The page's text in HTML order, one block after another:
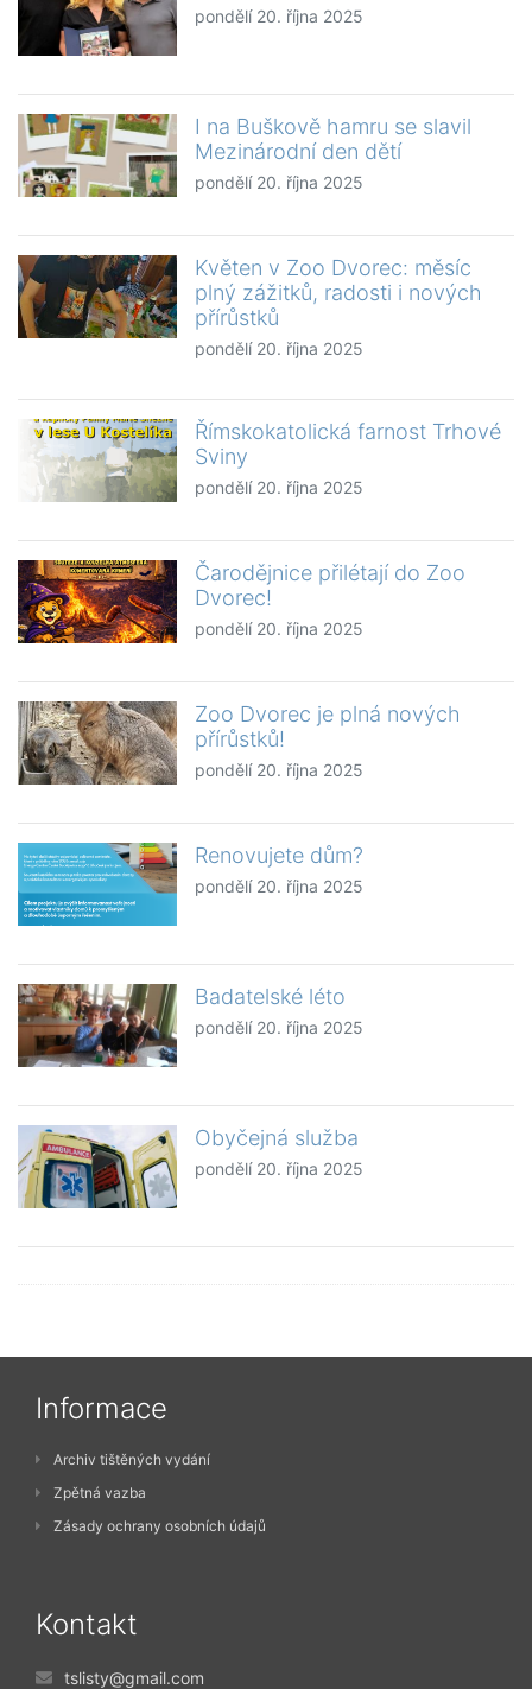
pondělí 20. října 2025
I na Buškově hamru se slavil
Mezinárodní den dětí
pondělí 20. října 2025
Květen v Zoo Dvorec: měsíc
plný zážitků, radosti i nových
přírůstků
pondělí 20. října 2025
Římskokatolická farnost Trhové
Sviny
pondělí 20. října 2025
Čarodějnice přilétají do Zoo
Dvorec!
pondělí 20. října 2025
Zoo Dvorec je plná nových
přírůstků!
pondělí 20. října 2025
Renovujete dům?
pondělí 20. října 2025
Badatelské léto
pondělí 20. října 2025
Obyčejná služba
pondělí 20. října 2025
Informace
Archiv tištěných vydání
Zpětná vazba
Zásady ochrany osobních údajů
Kontakt
tslisty@gmail.com